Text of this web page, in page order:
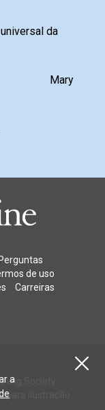
da
Perguntas
de uso
Carreiras
Society.
ilustração.
a